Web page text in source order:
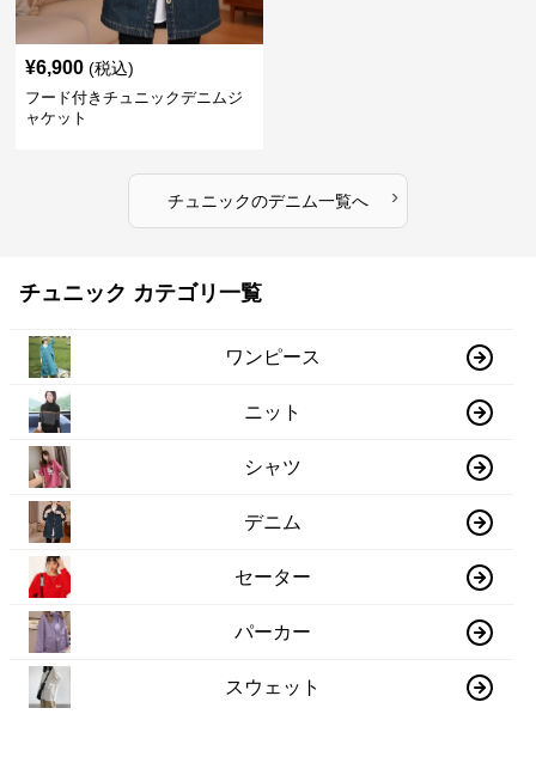
¥6,900 (税込)
フード付きチュニックデニムジ
ャケット
チュニックのデニム一覧へ ›
チュニック カテゴリ一覧
ワンピース
ニット
シャツ
デニム
セーター
パーカー
スウェット